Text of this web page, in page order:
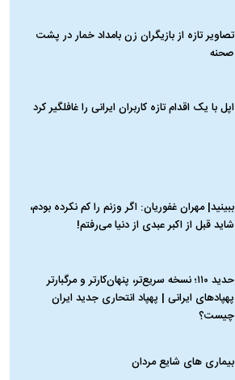
تصاویر تازه از بازیگران زن بامداد خمار در پشت
صحنه
اپل با یک اقدام تازه کاربران ایرانی را غافلگیر کرد
ببینید| مهران غفوریان: اگر وزنم را کم نکرده بودم،
شاید قبل از اکبر عبدی از دنیا می‌رفتم!
حدید ۱۱۰؛ نسخه سریع‌تر، پنهان‌کارتر و مرگبارتر
پهپادهای ایرانی | پهپاد انتحاری جدید ایران
چیست؟
بیماری‌ های شایع مردان